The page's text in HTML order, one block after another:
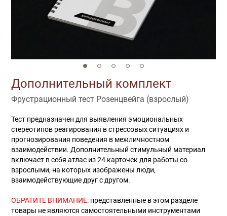
Дополнительный комплект
Фрустрационный тест Розенцвейга (взрослый)
Тест предназначен для выявления эмоциональных
стереотипов реагирования в стрессовых ситуациях и
прогнозирования поведения в межличностном
взаимодействии. Дополнительный стимульный материал
включает в себя атлас из 24 карточек для работы со
взрослыми, на которых изображены люди,
взаимодействующие друг с другом.
ОБРАТИТЕ ВНИМАНИЕ: представленные в этом разделе
товары не являются самостоятельными инструментами